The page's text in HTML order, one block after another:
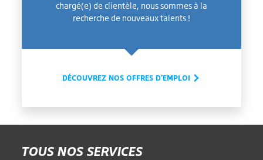
chargé(e) de clientèle, nous sommes à la
recherche de nouveaux talents !
DÉCOUVREZ NOS OFFRES D'EMPLOI
TOUS NOS SERVICES